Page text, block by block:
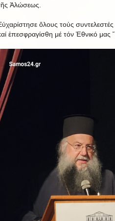
Ἀλώσεως.
ὅλους τούς
ἐπεσφραγίσθη μέ τόν Ἐθνικό μας